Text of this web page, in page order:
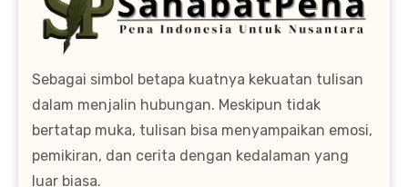
Sebagai simbol betapa kuatnya kekuatan tulisan
dalam menjalin hubungan. Meskipun tidak
bertatap muka, tulisan bisa menyampaikan emosi,
pemikiran, dan cerita dengan kedalaman yang
luar biasa.